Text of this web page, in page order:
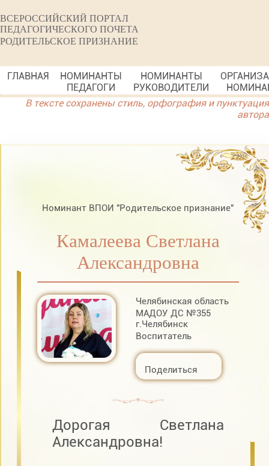
ВСЕРОССИЙСКИЙ ПОРТАЛ
ПЕДАГОГИЧЕСКОГО ПОЧЕТА
РОДИТЕЛЬСКОЕ ПРИЗНАНИЕ
ГЛАВНАЯ
НОМИНАНТЫ
ПЕДАГОГИ
НОМИНАНТЫ
РУКОВОДИТЕЛИ
В тексте сохранены стиль, орфография и пунктуация
автора
Номинант ВПОИ "Родительское признание"
Камалеева Светлана
Александровна
Челябинская область
МАДОУ ДС №355
г.Челябинск
Воспитатель
Поделиться
Дорогая Светлана
Александровна!